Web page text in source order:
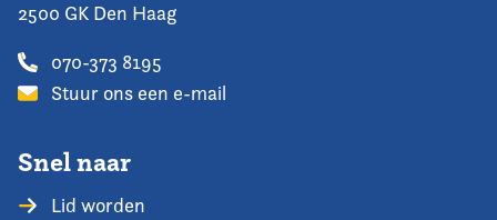
2500 GK Den Haag
070-373 8195
Stuur ons een e-mail
Snel naar
Lid worden